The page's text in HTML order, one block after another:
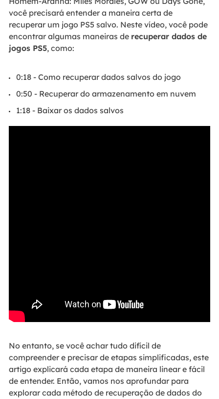
você precisará entender a maneira certa de
recuperar um jogo PS5 salvo. Neste vídeo, você pode
encontrar algumas maneiras de recuperar dados de
jogos PS5, como:
0:18 - Como recuperar dados salvos do jogo
0:50 - Recuperar do armazenamento em nuvem
1:18 - Baixar os dados salvos
No entanto, se você achar tudo difícil de
compreender e precisar de etapas simplificadas, este
artigo explicará cada etapa de maneira linear e fácil
de entender. Então, vamos nos aprofundar para
explorar cada método de recuperação de dados do